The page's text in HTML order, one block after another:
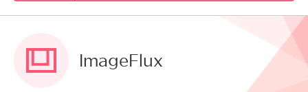
ImageFlux